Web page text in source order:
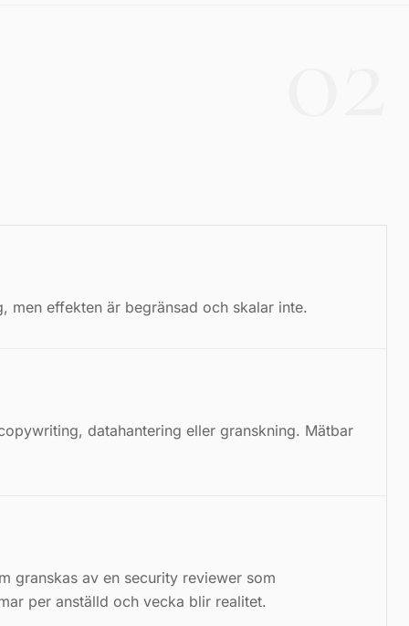
men effekten är begränsad och skalar inte.
datahantering eller granskning. Mätbar
granskas av en security reviewer som
per anställd och vecka blir realitet.